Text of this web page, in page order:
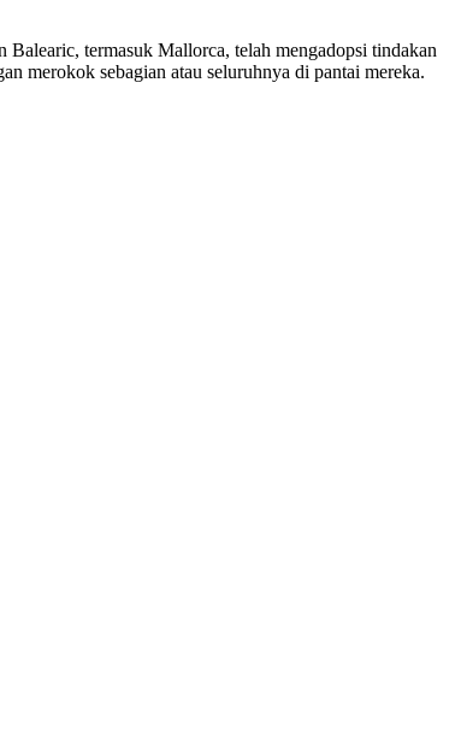
termasuk Mallorca, telah mengadopsi tindakan
merokok sebagian atau seluruhnya di pantai mereka.